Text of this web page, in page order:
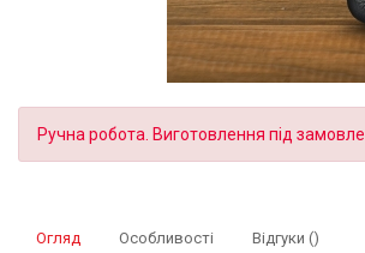
Ручна робота. Виготовлення під
Огляд Особливості Відгуки ()